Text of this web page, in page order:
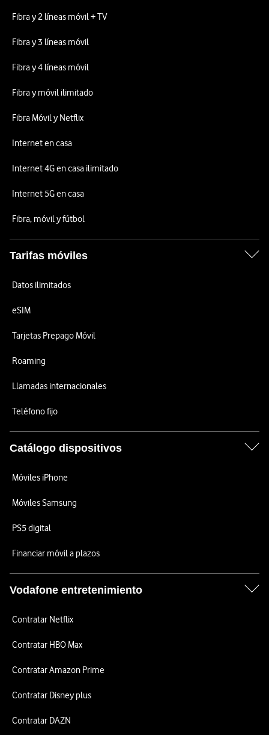
Fibra y 2 líneas móvil + TV
Fibra y 3 líneas móvil
Fibra y 4 líneas móvil
Fibra y móvil ilimitado
Fibra Móvil y Netflix
Internet en casa
Internet 4G en casa ilimitado
Internet 5G en casa
Fibra, móvil y fútbol
Tarifas móviles
Datos ilimitados
eSIM
Tarjetas Prepago Móvil
Roaming
Llamadas internacionales
Teléfono fijo
Catálogo dispositivos
Móviles iPhone
Móviles Samsung
PS5 digital
Financiar móvil a plazos
Vodafone entretenimiento
Contratar Netflix
Contratar HBO Max
Contratar Amazon Prime
Contratar Disney plus
Contratar DAZN